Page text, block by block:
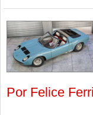
Por Felice